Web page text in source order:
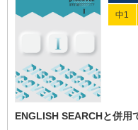
中1
ENGLISH SEARCHと併用